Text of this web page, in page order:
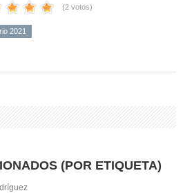
(2 votos)
2021
(POR ETIQUETA)